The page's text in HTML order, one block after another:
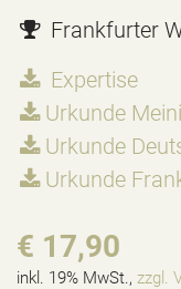
Frankfurter
Expertise
Urkunde
Urkunde
Urkunde
€ 17,90
inkl. 19% MwSt., zzgl.